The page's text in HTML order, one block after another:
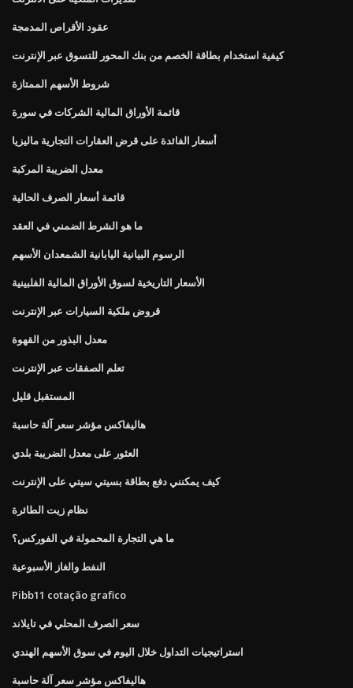
عقود الأقراص المدمجة
كيفية استخدام بطاقة الخصم من بنك المحور للتسوق عبر الإنترنت
شروط الأسهم الممتازة
قائمة الأوراق المالية الشركات في سورة
أسعار الفائدة على قرض العقارات التجارية ماليزيا
معدل الضريبة المركبة
قائمة أسعار الصرف الحالية
ما هو الشرط الضمني في العقد
الرسوم البيانية اليابانية الشمعدان الأسهم
الأسعار التاريخية لسوق الأوراق المالية الفلبينية
قروض ملكية السيارات عبر الإنترنت
معدل البذور من القهوة
تعلم الصفقات عبر الإنترنت
المستقبل قليل
هاليفاكس مؤشر سعر آلة حاسبة
العثور على معدل الضريبة بلدي
كيف يمكنني دفع بطاقة بسيتي سيتي على الإنترنت
نظام زيت الطائرة
ما هي التجارة المحمولة في الفوركس؟
النفط والغاز الأسبوعية
Pibb11 cotação grafico
سعر الصرف المحلي في تايلاند
استراتيجيات التداول خلال اليوم في سوق الأسهم الهندي
هاليفاكس مؤشر سعر آلة حاسبة